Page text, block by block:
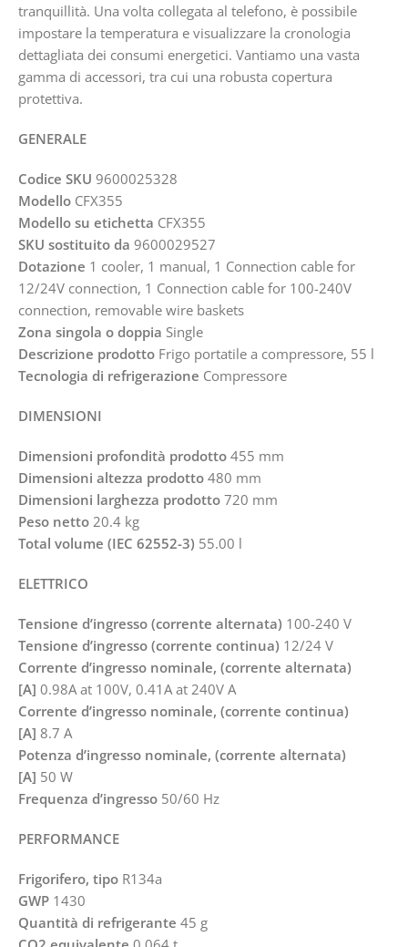
tranquillità. Una volta collegata al telefono, è possibile
impostare la temperatura e visualizzare la cronologia
dettagliata dei consumi energetici. Vantiamo una vasta
gamma di accessori, tra cui una robusta copertura
protettiva.
GENERALE
Codice SKU 9600025328
Modello CFX355
Modello su etichetta CFX355
SKU sostituito da 9600029527
Dotazione 1 cooler, 1 manual, 1 Connection cable for
12/24V connection, 1 Connection cable for 100-240V
connection, removable wire baskets
Zona singola o doppia Single
Descrizione prodotto Frigo portatile a compressore, 55 l
Tecnologia di refrigerazione Compressore
DIMENSIONI
Dimensioni profondità prodotto 455 mm
Dimensioni altezza prodotto 480 mm
Dimensioni larghezza prodotto 720 mm
Peso netto 20.4 kg
Total volume (IEC 62552-3) 55.00 l
ELETTRICO
Tensione d’ingresso (corrente alternata) 100-240 V
Tensione d’ingresso (corrente continua) 12/24 V
Corrente d’ingresso nominale, (corrente alternata)
[A] 0.98A at 100V, 0.41A at 240V A
Corrente d’ingresso nominale, (corrente continua)
[A] 8.7 A
Potenza d’ingresso nominale, (corrente alternata)
[A] 50 W
Frequenza d’ingresso 50/60 Hz
PERFORMANCE
Frigorifero, tipo R134a
GWP 1430
Quantità di refrigerante 45 g